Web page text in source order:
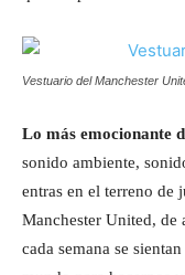
Vestuario del Manchester
Lo más emocionante
sonido ambiente,
entras en el terreno de
Manchester United, de
cada semana se